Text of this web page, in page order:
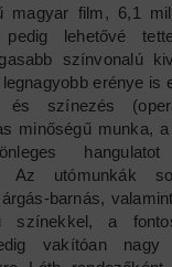
magyar film, 6,1
lehetővé
színvonalú
erénye is
és színezés
minőségű munka,
Az utómunkák
barnás,
színekkel, a
vakítóan nagy